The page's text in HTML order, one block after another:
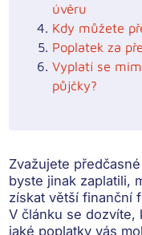
úvěru
Kdy můžete
Poplatek za
Vyplatí se
půjčky?
Zvažujete
byste jinak zaplatili,
získat větší finanční
V článku se dozvíte,
jaké poplatky vás